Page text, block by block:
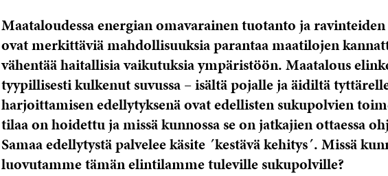
Maataloudessa energian omavarainen tuotanto ja
ovat merkittäviä mahdollisuuksia parantaa maatilojen
vähentää haitallisia vaikutuksia ympäristöön. Maatalous
tyypillisesti kulkenut suvussa – isältä pojalle ja äidiltä
harjoittamisen edellytyksenä ovat edellisten sukupolvien
tilaa on hoidettu ja missä kunnossa se on jatkajien ottaessa
Samaa edellytystä palvelee käsite ´kestävä kehitys´. Missä
luovutamme tämän elintilamme tuleville sukupolville?